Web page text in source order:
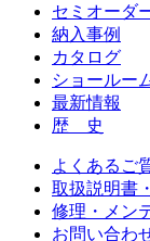
セミオーダ
納入事例
カタログ
ショールー
最新情報
歴 史
よくあるご
取扱説明書
修理・メン
お問い合わ